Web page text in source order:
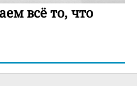
всё то, что